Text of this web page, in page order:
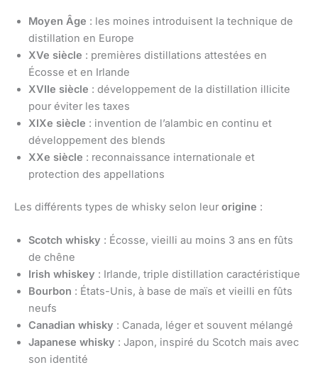
Moyen Âge : les moines introduisent la technique de
distillation en Europe
XVe siècle : premières distillations attestées en
Écosse et en Irlande
XVIIe siècle : développement de la distillation illicite
pour éviter les taxes
XIXe siècle : invention de l’alambic en continu et
développement des blends
XXe siècle : reconnaissance internationale et
protection des appellations
Les différents types de whisky selon leur origine :
Scotch whisky : Écosse, vieilli au moins 3 ans en fûts
de chêne
Irish whiskey : Irlande, triple distillation caractéristique
Bourbon : États-Unis, à base de maïs et vieilli en fûts
neufs
Canadian whisky : Canada, léger et souvent mélangé
Japanese whisky : Japon, inspiré du Scotch mais avec
son identité